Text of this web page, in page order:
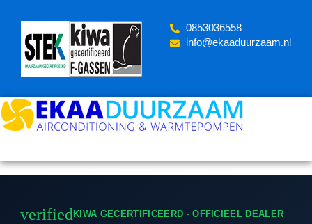
content
‪0853036558
info@ekaaduurzaam.nl
verified KIWA GECERTIFICEERD · OFFICIEEL DEALER